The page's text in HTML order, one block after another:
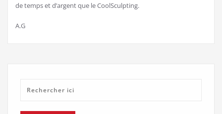
de temps et d’argent que le CoolSculpting.
A.G